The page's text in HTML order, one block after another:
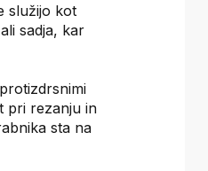
služijo kot
sadja, kar
pri rezanju in
sta na